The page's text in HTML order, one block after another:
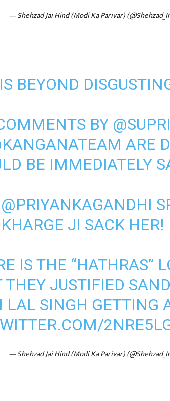
— Shehzad Jai Hind (Modi Ka Parivar)
BEYOND
BY
ARE
BE IMMEDIATELY
@PRIYANKAGANDHI
JI SACK HER!
IS THE “HATHRAS”
THEY JUSTIFIED
LAL SINGH GETTING
— Shehzad Jai Hind (Modi Ka Parivar)